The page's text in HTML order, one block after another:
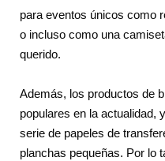
para eventos únicos como
o incluso como una
querido.
Además, los productos de
populares en la actualidad,
serie de papeles de
planchas pequeñas. Por lo